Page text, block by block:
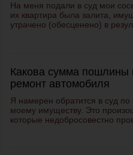
На меня подали в суд мои
их квартира была залита,
утрачено (обесценено) в
Какова сумма пошлины
ремонт автомобиля
Я намерен обратится в суд
моему имуществу. Это
которые недобросовестно